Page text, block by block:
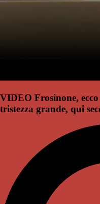
VIDEO Frosinone,
tristezza grande, qui